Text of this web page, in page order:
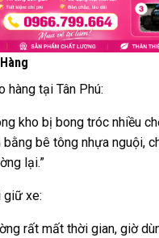
hàng tại Tân Phú:
kho bị bong tróc nhiều
bê tông nhựa nguội,
lại.”
giữ xe:
rất mất thời gian, giờ